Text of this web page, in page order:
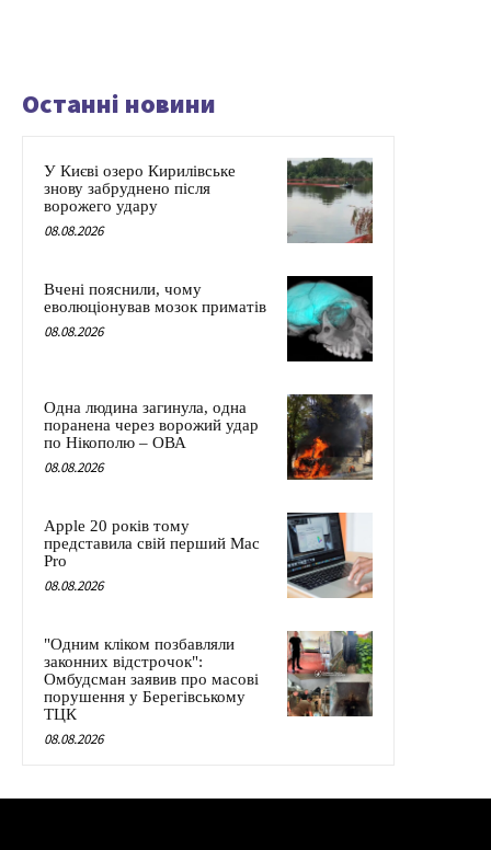
Останні новини
У Києві озеро Кирилівське
знову забруднено після
ворожего удару
08.08.2026
Вчені пояснили, чому
еволюціонував мозок приматів
08.08.2026
Одна людина загинула, одна
поранена через ворожий удар
по Нікополю – ОВА
08.08.2026
Apple 20 років тому
представила свій перший Mac
Pro
08.08.2026
"Одним кліком позбавляли
законних відстрочок":
Омбудсман заявив про масові
порушення у Берегівському
ТЦК
08.08.2026